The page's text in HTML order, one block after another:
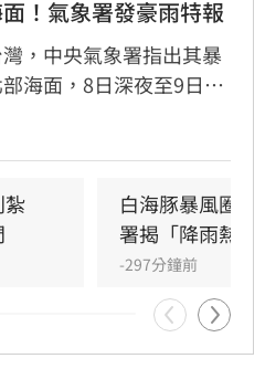
！氣象署發豪雨特報
，中央氣象署指出其暴
海面，8日深夜至9日白
外圍環流影響，中北部
浪強勁，基隆北海岸掀起
，低窪地區務必慎防積
晚間登陸中國後減弱，
晨趨緩，提醒民眾父親節
海邊活動，並隨時留意
報與防颱資訊，確保生
紮
白海豚暴風圈
署揭「降雨熱區
-297分鐘前